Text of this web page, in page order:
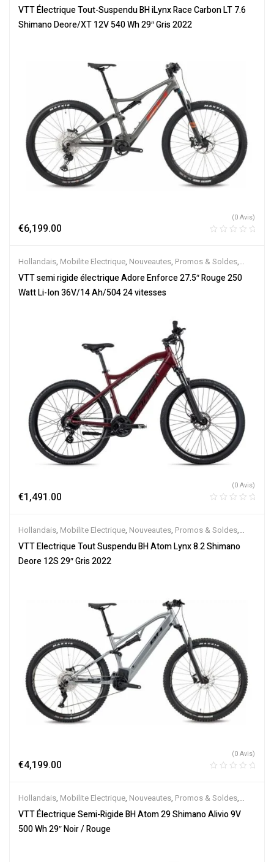
Tout-Suspendus ,Vélo électrique ville,Velos Electriques,VTT
Électriques
VTT Électrique Tout-Suspendu BH iLynx Race Carbon LT 7.6
Shimano Deore/XT 12V 540 Wh 29″ Gris 2022
€6,199.00
(0 Avis)
Hollandais, Mobilite Electrique, Nouveautes, Promos & Soldes,
Semi-Rigides,Vélo électrique ville,Velos Electriques,VTT
Électriques
VTT semi rigide électrique Adore Enforce 27.5″ Rouge 250
Watt Li-Ion 36V/14 Ah/504 24 vitesses
€1,491.00
(0 Avis)
Hollandais, Mobilite Electrique, Nouveautes, Promos & Soldes,
Tout-Suspendus ,Vélo électrique ville,Velos Electriques,VTT
Électriques
VTT Electrique Tout Suspendu BH Atom Lynx 8.2 Shimano
Deore 12S 29″ Gris 2022
€4,199.00
(0 Avis)
Hollandais, Mobilite Electrique, Nouveautes, Promos & Soldes,
Semi-Rigides,Vélo électrique ville ,Velos Electriques,VTT
Électriques
VTT Électrique Semi-Rigide BH Atom 29 Shimano Alivio 9V
500 Wh 29″ Noir / Rouge